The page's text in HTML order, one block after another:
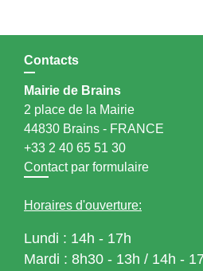
Contacts
Mairie de Brains
2 place de la Mairie
44830 Brains - FRANCE
+33 2 40 65 51 30
Contact par formulaire
Horaires d'ouverture:
Lundi : 14h - 17h
Mardi : 8h30 - 13h / 14h -